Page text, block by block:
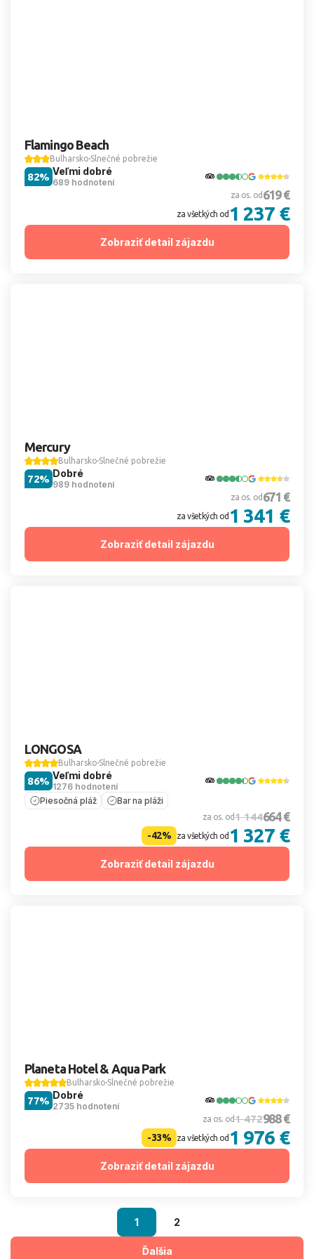
Flamingo Beach
Bulharsko Slnečné pobrežie
Veľmi dobré
689 hodnotení
82%
za os. od 619 €
za všetkých od 1 237 €
Zobraziť detail zájazdu
Mercury
Bulharsko Slnečné pobrežie
Dobré
989 hodnotení
72%
za os. od 671 €
za všetkých od 1 341 €
Zobraziť detail zájazdu
LONGOSA
Bulharsko Slnečné pobrežie
Veľmi dobré
1276 hodnotení
86%
Piesočná pláž Bar na pláži
za os. od1 144664 €
-42% za všetkých od 1 327 €
Zobraziť detail zájazdu
Planeta Hotel & Aqua Park
Bulharsko Slnečné pobrežie
Dobré
2735 hodnotení
77%
za os. od1 472988 €
-33% za všetkých od 1 976 €
Zobraziť detail zájazdu
1 2
Ďalšia